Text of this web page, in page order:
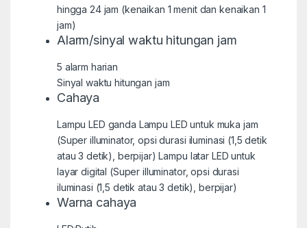
hingga 24 jam (kenaikan 1 menit dan kenaikan 1
jam)
Alarm/sinyal waktu hitungan jam
5 alarm harian
Sinyal waktu hitungan jam
Cahaya
Lampu LED ganda Lampu LED untuk muka jam
(Super illuminator, opsi durasi iluminasi (1,5 detik
atau 3 detik), berpijar) Lampu latar LED untuk
layar digital (Super illuminator, opsi durasi
iluminasi (1,5 detik atau 3 detik), berpijar)
Warna cahaya